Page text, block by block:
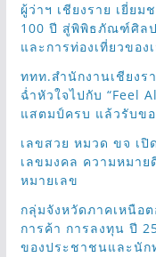
ผู้ว่าฯ เชียงราย เยี่ย
100 ปี สู่พิพิธภัณฑ์ศิล
และการท่องเที่ยวของ
ททท.สำนักงานเชียงร
ฉ่ำหัวใจไปกับ “Feel
แสตมป์ครบ แล้วรับข
เลขสวย หมวด ขจ เ
เลขมงคล ความหมาย
หมายเลข
กลุ่มจังหวัดภาคเหนือ
การค้า การลงทุน ปี
ของประชาชนและนัก